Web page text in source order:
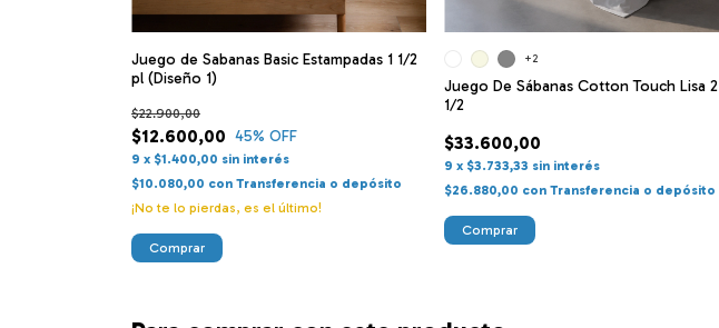
Juego de Sabanas Basic Estampadas 1 1/2
pl (Diseño 1)
$12.600,00
$22.900,00
45% OFF
9 x $1.400,00 sin interés
$10.080,00 con Transferencia o depósito
¡No te lo pierdas, es el último!
Comprar
Juego De Sábanas Cotton Touch Lisa 2
1/2
$33.600,00
9 x $3.733,33 sin interés
$26.880,00 con Transferencia o depósito
+2
Comprar